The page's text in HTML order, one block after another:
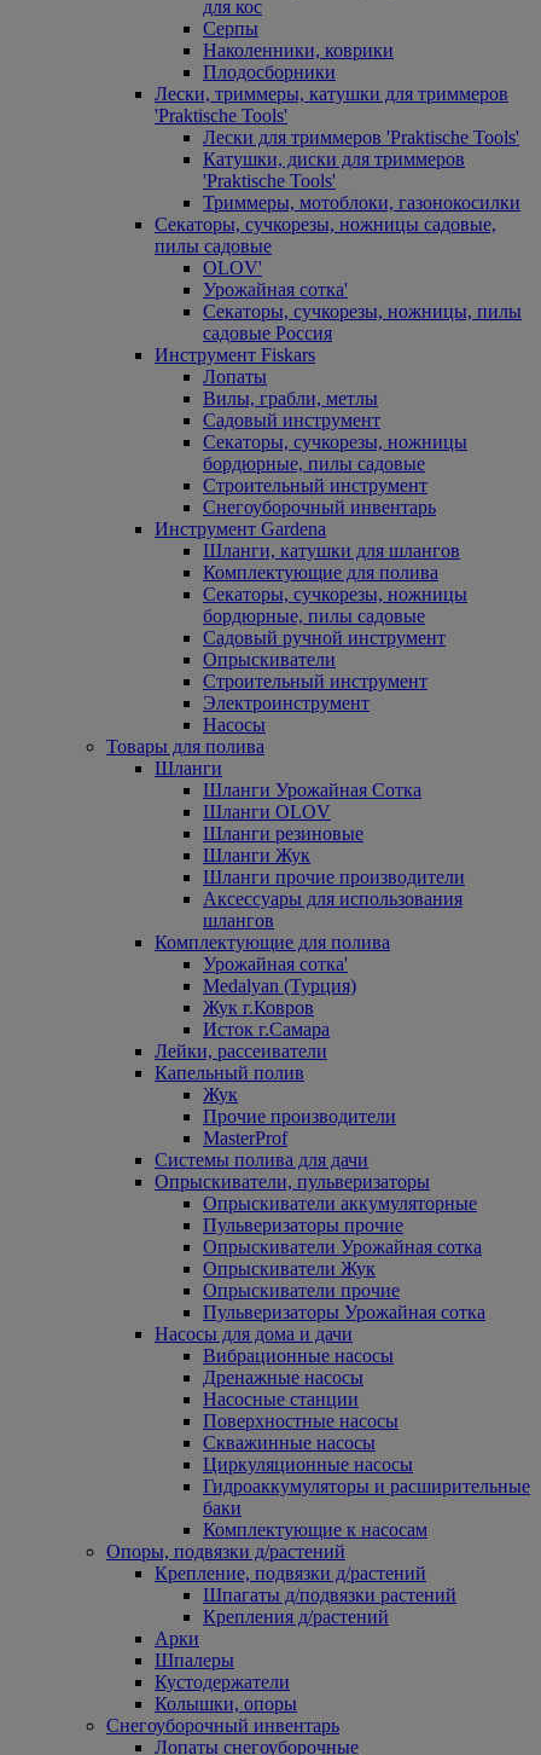
для кос
Серпы
Наколенники, коврики
Плодосборники
Лески, триммеры, катушки для триммеров
'Praktische Tools'
Лески для триммеров 'Praktische Tools'
Катушки, диски для триммеров
'Praktische Tools'
Триммеры, мотоблоки, газонокосилки
Секаторы, сучкорезы, ножницы садовые,
пилы садовые
OLOV'
Урожайная сотка'
Секаторы, сучкорезы, ножницы, пилы
садовые Россия
Инструмент Fiskars
Лопаты
Вилы, грабли, метлы
Садовый инструмент
Секаторы, сучкорезы, ножницы
бордюрные, пилы садовые
Строительный инструмент
Снегоуборочный инвентарь
Инструмент Gardena
Шланги, катушки для шлангов
Комплектующие для полива
Секаторы, сучкорезы, ножницы
бордюрные, пилы садовые
Садовый ручной инструмент
Опрыскиватели
Строительный инструмент
Электроинструмент
Насосы
Товары для полива
Шланги
Шланги Урожайная Сотка
Шланги OLOV
Шланги резиновые
Шланги Жук
Шланги прочие производители
Аксессуары для использования
шлангов
Комплектующие для полива
Урожайная сотка'
Medalyan (Турция)
Жук г.Ковров
Исток г.Самара
Лейки, рассеиватели
Капельный полив
Жук
Прочие производители
MasterProf
Системы полива для дачи
Опрыскиватели, пульверизаторы
Опрыскиватели аккумуляторные
Пульверизаторы прочие
Опрыскиватели Урожайная сотка
Опрыскиватели Жук
Опрыскиватели прочие
Пульверизаторы Урожайная сотка
Насосы для дома и дачи
Вибрационные насосы
Дренажные насосы
Насосные станции
Поверхностные насосы
Скважинные насосы
Циркуляционные насосы
Гидроаккумуляторы и расширительные
баки
Комплектующие к насосам
Опоры, подвязки д/растений
Крепление, подвязки д/растений
Шпагаты д/подвязки растений
Крепления д/растений
Арки
Шпалеры
Кустодержатели
Колышки, опоры
Снегоуборочный инвентарь
Лопаты снегоуборочные